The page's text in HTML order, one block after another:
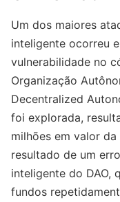
Um dos maiores
inteligente ocorreu
vulnerabilidade no
Organização
Decentralized
foi explorada,
milhões em valor
resultado de um
inteligente do DAO,
fundos